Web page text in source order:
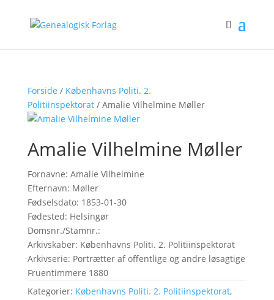
Forside / Københavns Politi. 2.
Politiinspektorat/ Amalie Vilhelmine Møller
Amalie Vilhelmine Møller
Fornavne: Amalie Vilhelmine
Efternavn: Møller
Fødselsdato: 1853-01-30
Fødested: Helsingør
Domsnr./Stamnr.:
Arkivskaber: Københavns Politi. 2. Politiinspektorat
Arkivserie: Portrætter af offentlige og andre løsagtige
Fruentimmere 1880
Kategorier: Københavns Politi. 2. Politiinspektorat,